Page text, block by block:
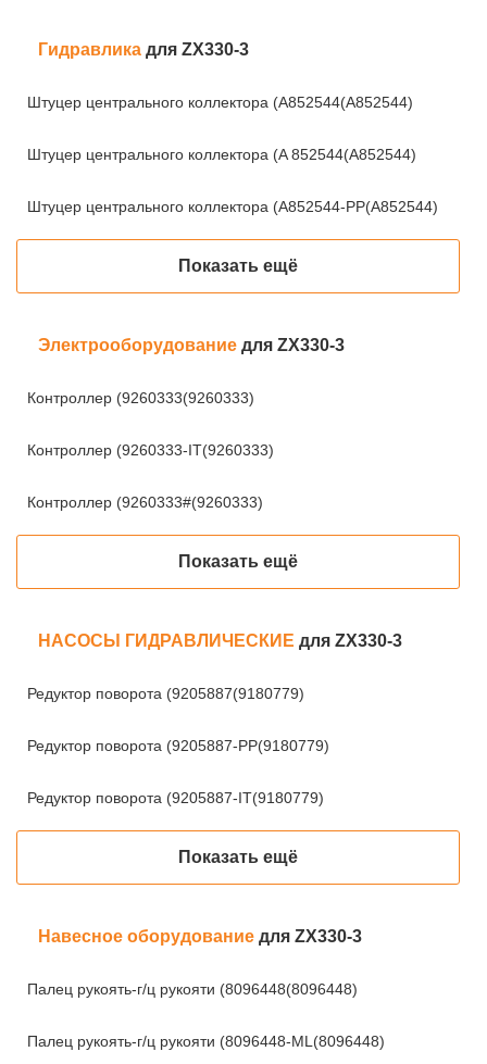
Гидравлика для ZX330-3
Штуцер центрального коллектора (A852544(A852544)
Штуцер центрального коллектора (A 852544(A852544)
Штуцер центрального коллектора (A852544-PP(A852544)
Показать ещё
Электрооборудование для ZX330-3
Контроллер (9260333(9260333)
Контроллер (9260333-IT(9260333)
Контроллер (9260333#(9260333)
Показать ещё
НАСОСЫ ГИДРАВЛИЧЕСКИЕ для ZX330-3
Редуктор поворота (9205887(9180779)
Редуктор поворота (9205887-PP(9180779)
Редуктор поворота (9205887-IT(9180779)
Показать ещё
Навесное оборудование для ZX330-3
Палец рукоять-г/ц рукояти (8096448(8096448)
Палец рукоять-г/ц рукояти (8096448-ML(8096448)